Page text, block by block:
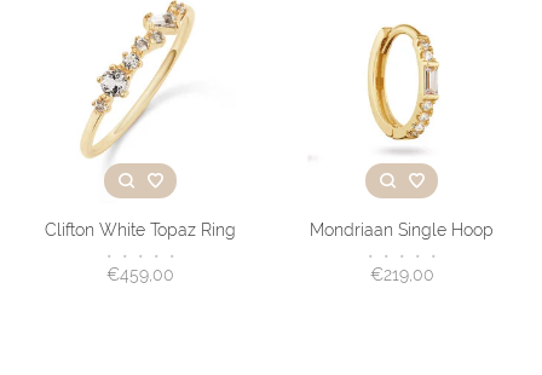
Clifton White Topaz Ring
• • • • •
€459,00
Mondriaan Single Hoop
• • • • •
€219,00